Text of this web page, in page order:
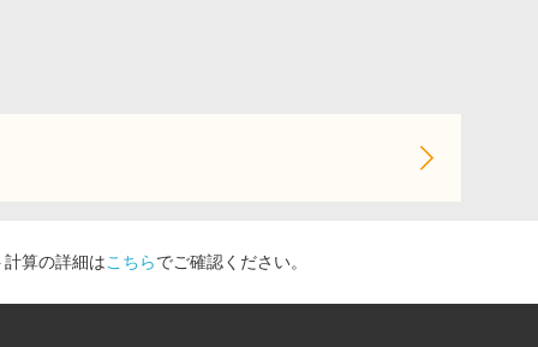
算の詳細はこちらでご確認ください。